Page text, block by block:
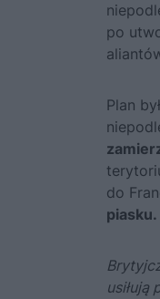
po
Plan
do
usiłują